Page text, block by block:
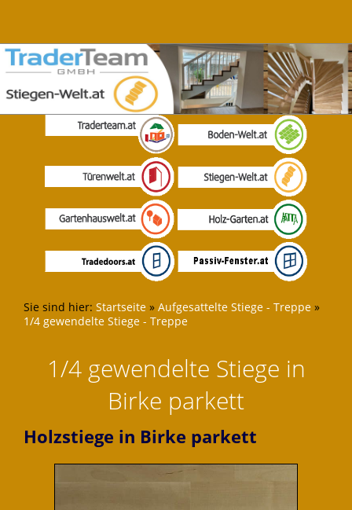
Sie sind hier: Startseite » Aufgesattelte Stiege - Treppe »
1/4 gewendelte Stiege - Treppe
1/4 gewendelte Stiege in
Birke parkett
Holzstiege in Birke parkett